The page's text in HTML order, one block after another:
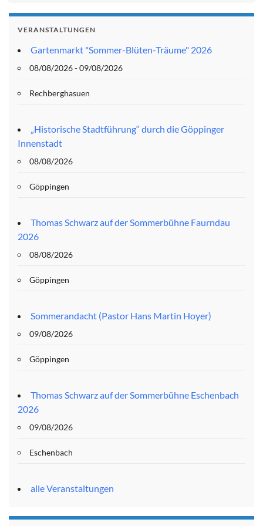
VERANSTALTUNGEN
Gartenmarkt "Sommer-Blüten-Träume" 2026
08/08/2026 - 09/08/2026
Rechberghasuen
„Historische Stadtführung“ durch die Göppinger
Innenstadt
08/08/2026
Göppingen
Thomas Schwarz auf der Sommerbühne Faurndau
2026
08/08/2026
Göppingen
Sommerandacht (Pastor Hans Martin Hoyer)
09/08/2026
Göppingen
Thomas Schwarz auf der Sommerbühne Eschenbach
2026
09/08/2026
Eschenbach
alle Veranstaltungen